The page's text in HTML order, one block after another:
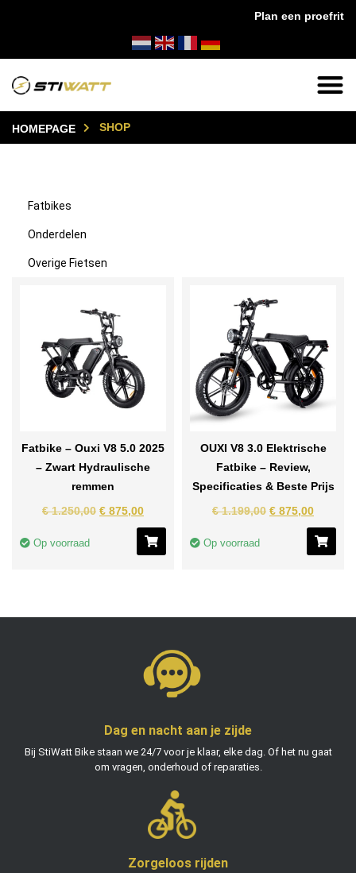
Plan een proefrit
HOMEPAGE SHOP
Fatbikes
Onderdelen
Overige Fietsen
Fatbike – Ouxi V8 5.0 2025
– Zwart Hydraulische
remmen
€1.250,00 € 875,00
Op voorraad
OUXI V8 3.0 Elektrische
Fatbike – Review,
Specificaties & Beste Prijs
€1.199,00 € 875,00
Op voorraad
Dag en nacht aan je zijde
Bij StiWatt Bike staan we 24/7 voor je klaar, elke dag. Of het nu gaat
om vragen, onderhoud of reparaties.
Zorgeloos rijden